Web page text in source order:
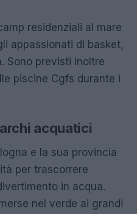
residenziali al mare
appassionati di basket,
Sono previsti inoltre
piscine Cgfs durante i
acquatici
e la sua provincia
per trascorrere
in acqua.
nel verde ai grandi